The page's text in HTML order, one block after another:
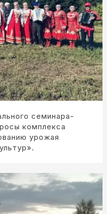
семинара-
комплекса
урожая